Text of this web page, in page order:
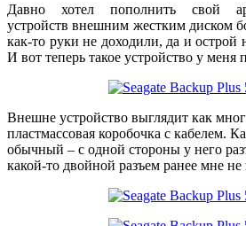
Давно хотел пополнить свой
устройств внешним жестким диском
как-то руки не доходили, да и острой
И вот теперь такое устройство у меня
Внешне устройство выглядит как
пластмассовая коробочка с кабелем.
обычный – с одной стороны у него
какой-то двойной разъем ранее мне не